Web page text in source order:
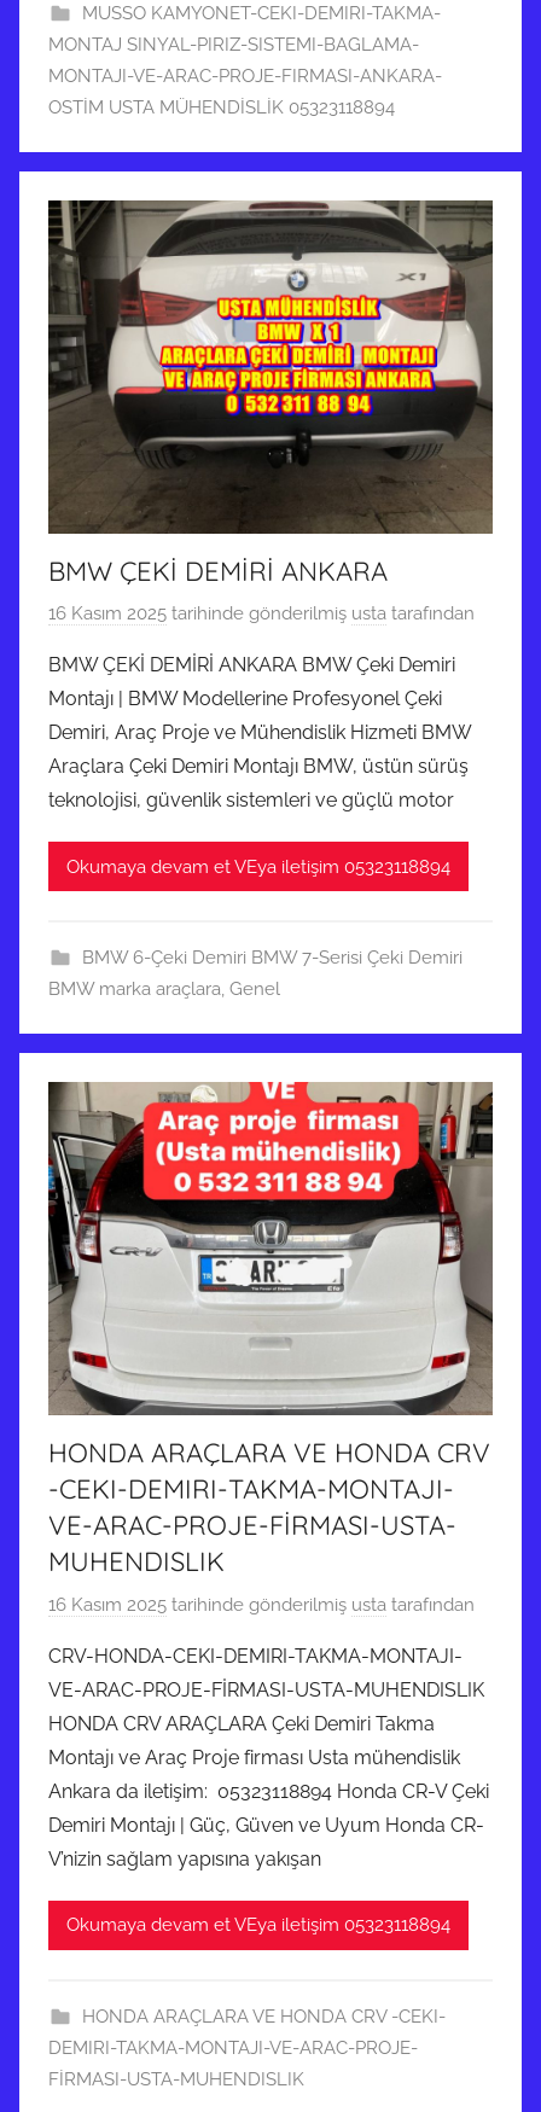
MUSSO KAMYONET-CEKI-DEMIRI-TAKMA-
MONTAJ SINYAL-PIRIZ-SISTEMI-BAGLAMA-
MONTAJI-VE-ARAC-PROJE-FIRMASI-ANKARA-
OSTİM USTA MÜHENDİSLİK 05323118894
BMW ÇEKİ DEMİRİ ANKARA
16 Kasım 2025 tarihinde gönderilmiş usta tarafından
BMW ÇEKİ DEMİRİ ANKARA BMW Çeki Demiri
Montajı | BMW Modellerine Profesyonel Çeki
Demiri, Araç Proje ve Mühendislik Hizmeti BMW
Araçlara Çeki Demiri Montajı BMW, üstün sürüş
teknolojisi, güvenlik sistemleri ve güçlü motor
Okumaya devam et VEya iletişim 05323118894
BMW 6-Çeki Demiri BMW 7-Serisi Çeki Demiri
BMW marka araçlara, Genel
HONDA ARAÇLARA VE HONDA CRV
-CEKI-DEMIRI-TAKMA-MONTAJI-
VE-ARAC-PROJE-FİRMASI-USTA-
MUHENDISLIK
16 Kasım 2025 tarihinde gönderilmiş usta tarafından
CRV-HONDA-CEKI-DEMIRI-TAKMA-MONTAJI-
VE-ARAC-PROJE-FİRMASI-USTA-MUHENDISLIK
HONDA CRV ARAÇLARA Çeki Demiri Takma
Montajı ve Araç Proje firması Usta mühendislik
Ankara da iletişim: 05323118894 Honda CR-V Çeki
Demiri Montajı | Güç, Güven ve Uyum Honda CR-
V’nizin sağlam yapısına yakışan
Okumaya devam et VEya iletişim 05323118894
HONDA ARAÇLARA VE HONDA CRV -CEKI-
DEMIRI-TAKMA-MONTAJI-VE-ARAC-PROJE-
FİRMASI-USTA-MUHENDISLIK